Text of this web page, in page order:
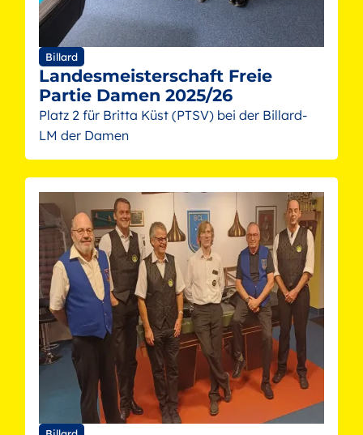
Billard
Landesmeisterschaft Freie
Partie Damen 2025/26
Platz 2 für Britta Küst (PTSV) bei der Billard-
LM der Damen